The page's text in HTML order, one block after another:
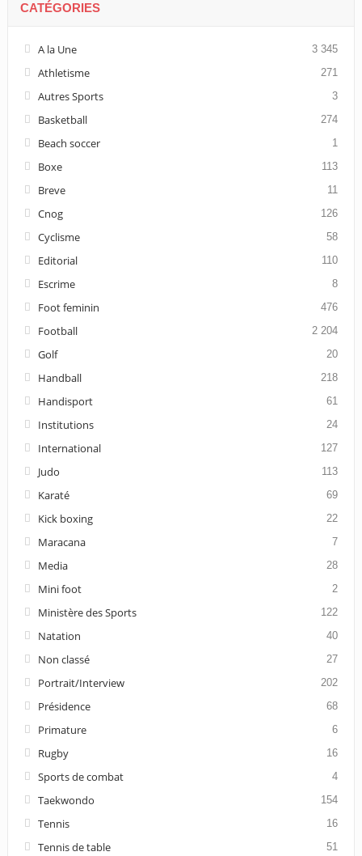
CATÉGORIES
A la Une 3 345
Athletisme 271
Autres Sports 3
Basketball 274
Beach soccer 1
Boxe 113
Breve 11
Cnog 126
Cyclisme 58
Editorial 110
Escrime 8
Foot feminin 476
Football 2 204
Golf 20
Handball 218
Handisport 61
Institutions 24
International 127
Judo 113
Karaté 69
Kick boxing 22
Maracana 7
Media 28
Mini foot 2
Ministère des Sports 122
Natation 40
Non classé 27
Portrait/Interview 202
Présidence 68
Primature 6
Rugby 16
Sports de combat 4
Taekwondo 154
Tennis 16
Tennis de table 51